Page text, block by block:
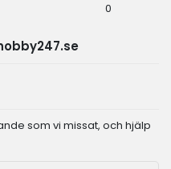
0
som vi missat, och hjälp